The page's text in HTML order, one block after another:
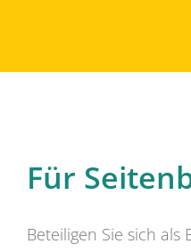
Für
Beteiligen Sie sich